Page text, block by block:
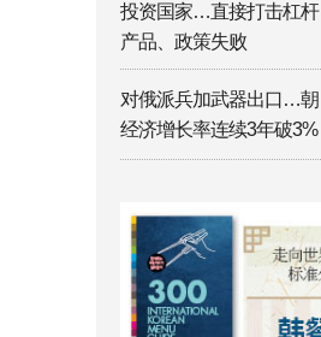
投资国家…直接打击杠杆
产品、政策失败
对俄派兵加武器出口…朝
经济增长率连续3年破3%